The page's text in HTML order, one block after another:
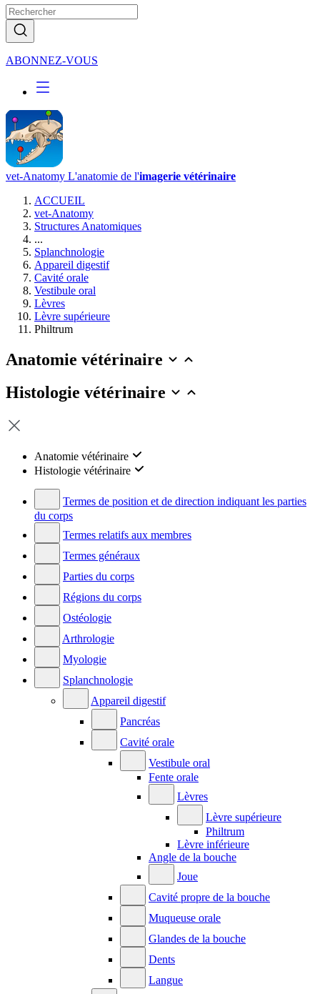
ABONNEZ-VOUS
vet-Anatomy L'anatomie de l'imagerie vétérinaire
ACCUEIL
vet-Anatomy
Structures Anatomiques
...
Splanchnologie
Appareil digestif
Cavité orale
Vestibule oral
Lèvres
Lèvre supérieure
Philtrum
Anatomie vétérinaire
Histologie vétérinaire
Anatomie vétérinaire
Histologie vétérinaire
Termes de position et de direction indiquant les parties
du corps
Termes relatifs aux membres
Termes généraux
Parties du corps
Régions du corps
Ostéologie
Arthrologie
Myologie
Splanchnologie
Appareil digestif
Pancréas
Cavité orale
Vestibule oral
Fente orale
Lèvres
Lèvre supérieure
Philtrum
Lèvre inférieure
Angle de la bouche
Joue
Cavité propre de la bouche
Muqueuse orale
Glandes de la bouche
Dents
Langue